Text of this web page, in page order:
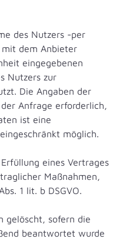
des Nutzers -per
dem Anbieter
eingegebenen
Nutzers zur
Die Angaben der
Anfrage erforderlich,
ist eine
möglich.
eines Vertrages
Maßnahmen,
1 lit. b DSGVO.
gelöscht, sofern die
beantwortet wurde